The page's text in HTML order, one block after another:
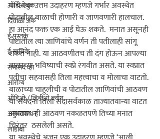
ऑडिओबुक
दिवाळी अंक
ई-पुस्तके
ई-मासिके
सभासद व्हा
आरोग्य
ऑडिओ / व्हिडीओ ब्लॉग
अनुभवकथन
लाडोबा
याचे एक उत्तम उदाहरण म्हणजे गर्भार अवस्थेत
पोटातील बाळाची होणारी व जाणवणारी हालचाल.
हा आनंद फक्त एक आई घेऊ शकते.  मनात असूनही
पोटातील त्या जाणिवांचे वर्णन ती पतीलाही सांगू
शकत नाही. या आठवणीतच ती दंग होऊन आपल्या
बाळाच्या भविष्याची स्वप्ने रंगवीत असते. या स्वप्नात
पतीचा सहवासही तिला महत्त्वाचा व मोलाचा वाटतो.
बाळाच्या चाहुलीची व पोटातील जाणिवांची आठवण
या संवेदना तिला सदासर्वकाळ ताज्यातवान्या वाटत
असतात. ही आठवण नकळतपणे तिच्या मनात
चिरंतर  ठसलेली असते.